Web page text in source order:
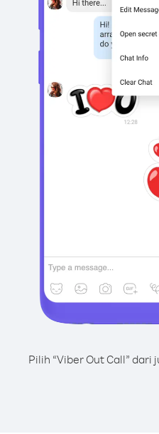
Pilih “Viber Out Call” dari